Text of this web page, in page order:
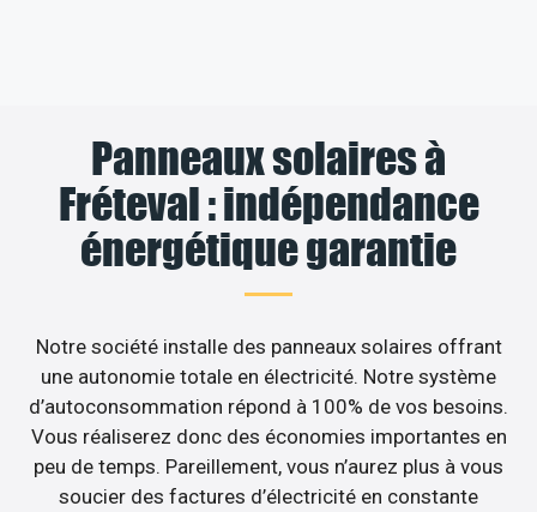
Panneaux solaires à
Fréteval : indépendance
énergétique garantie
Notre société installe des panneaux solaires offrant
une autonomie totale en électricité. Notre système
d’autoconsommation répond à 100% de vos besoins.
Vous réaliserez donc des économies importantes en
peu de temps. Pareillement, vous n’aurez plus à vous
soucier des factures d’électricité en constante